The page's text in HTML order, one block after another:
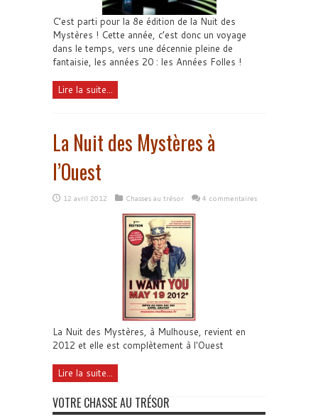
C’est parti pour la 8e édition de la Nuit des
Mystères ! Cette année, c’est donc un voyage
dans le temps, vers une décennie pleine de
fantaisie, les années 20 : les Années Folles !
Lire la suite...
La Nuit des Mystères à
l’Ouest
12 avril 2012 Chasses au trésor 4 commentaires
La Nuit des Mystères, à Mulhouse, revient en
2012 et elle est complètement à l'Ouest
Lire la suite...
VOTRE CHASSE AU TRÉSOR